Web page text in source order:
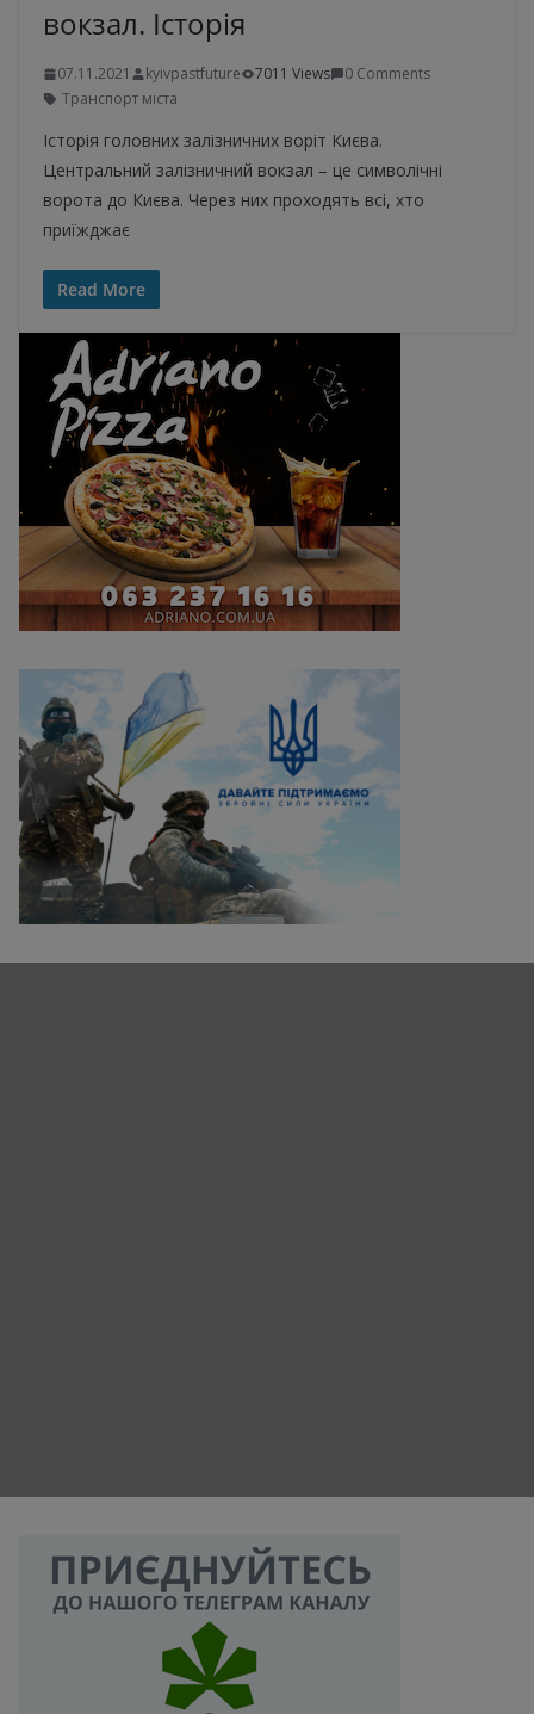
вокзал. Історія
07.11.2021 kyivpastfuture 7011 Views
0 Comments
Транспорт міста
Історія головних залізничних воріт Києва.
Центральний залізничний вокзал – це символічні
ворота до Києва. Через них проходять всі, хто
приїжджає
Read More